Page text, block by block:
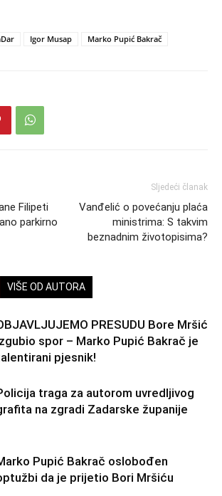
Igor Musap Marko Pupić Bakrač
Filipeti
parkirno
Sljedeći članak
Vanđelić o povećanju plaća
ministrima: S takvim
beznadnim životopisima?
VIŠE OD AUTORA
PRESUDU Bore Mršić
spor – Marko Pupić Bakrač je
pjesnik!
traga za autorom uvredljivog
na zgradi Zadarske županije
Pupić Bakrač oslobođen
da je prijetio Bori Mršiću